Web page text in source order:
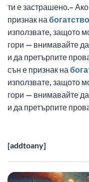
ти е застрашено.–
признак на богатство
използвате, защото
гори — внимавайте
и да претърпите
сън е признак на
използвате, защото
гори — внимавайте
и да претърпите
[addtoany]